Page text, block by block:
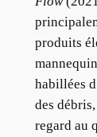
produits
habillées
des
regard au